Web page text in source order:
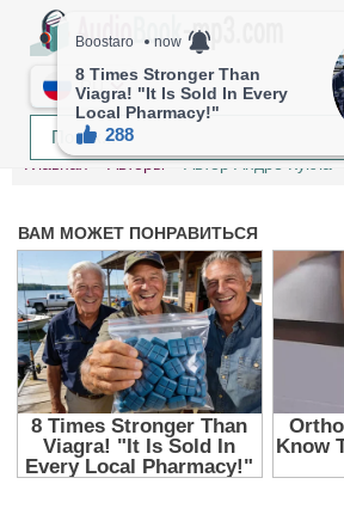
RU
Главная Авторы Автор Андре Кукла